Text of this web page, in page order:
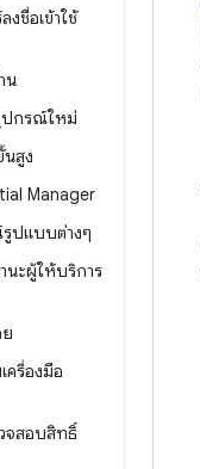
ชื่อเข้าใช้
น
ปกรณ์ใหม่
นสูง
Manager
ปแบบต่างๆ
นะผู้ให้บริการ
รื่องมือ
จสอบสิทธิ์